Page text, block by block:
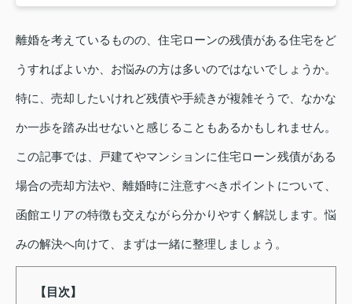
離婚を考えているものの、住宅ローンの残債がある住宅をど
うすればよいか、お悩みの方は多いのではないでしょうか。
特に、売却したいけれど残債や手続きが複雑そうで、なかな
か一歩を踏み出せないと感じることもあるかもしれません。
この記事では、戸建てやマンションに住宅ローン残債がある
場合の売却方法や、離婚時に注意すべきポイントについて、
函館エリアの特徴も交えながら分かりやすく解説します。悩
みの解決へ向けて、まずは一緒に整理しましょう。
【目次】